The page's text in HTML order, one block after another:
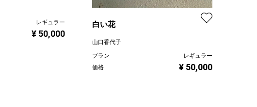
レギュラー
¥ 50,000
白い花
山口香代子
プラン
レギュラー
価格
¥ 50,000